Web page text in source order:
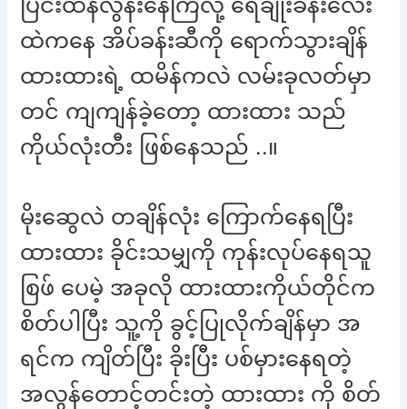
ထဲကနေ အိပ်ခန်းဆီကို ရောက်သွားချိန်
ထားထားရဲ့ ထမိန်ကလဲ လမ်းခုလတ်မှာ
တင် ကျကျန်ခဲ့တော့ ထားထား သည်
ကိုယ်လုံးတီး ဖြစ်နေသည် ..။
မိုးဆွေလဲ တချိန်လုံး ကြောက်နေရပြီး
ထားထား ခိုင်းသမျှကို ကုန်းလုပ်နေရသူ
စြဖ် ပေမဲ့ အခုလို ထားထားကိုယ်တိုင်က
စိတ်ပါပြီး သူ့ကို ခွင့်ပြုလိုက်ချိန်မှာ အ
ရင်က ကျိတ်ပြီး ခိုးပြီး ပစ်မှားနေရတဲ့
အလွန်တောင့်တင်းတဲ့ ထားထား ကို စိတ်